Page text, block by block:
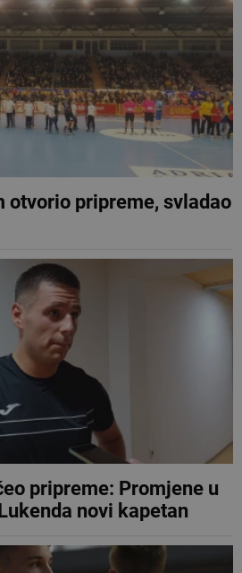
otvorio pripreme, svladao
pripreme: Promjene u
novi kapetan